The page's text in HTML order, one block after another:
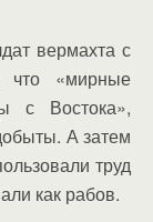
вермахта с
что «мирные
с Востока»,
А затем
труд
как рабов.